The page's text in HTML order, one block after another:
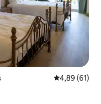
Średnia
4,89 (61)